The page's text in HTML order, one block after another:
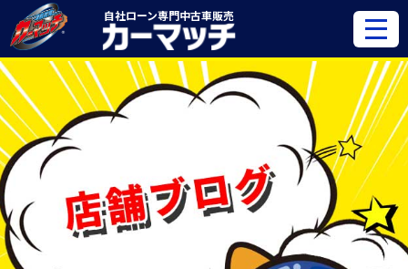
自社ローン専門中古車販売